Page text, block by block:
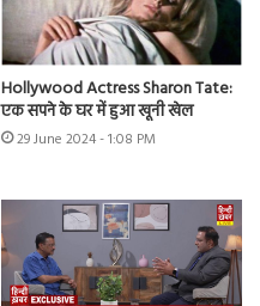
Hollywood Actress Sharon Tate:
एक सपने के घर में हुआ खूनी खेल
29 June 2024 - 1:08 PM